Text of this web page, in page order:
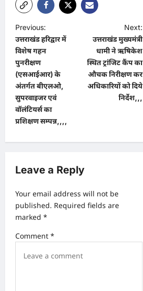
P
o
s
t
n
a
v
i
a
i
o
n
Previous:
उत्तराखंड हरिद्वार में
विशेष गहन
पुनरीक्षण
(एसआईआर) के
अंतर्गत बीएलओ,
सुपरवाइजर एवं
वॉलंटियर्स का
प्रशिक्षण सम्पन्न,,,,
Next:
उत्तराखंड मुख्यमंत्री
धामी ने ऋषिकेश
स्थित ट्रांजिट कैंप का
औचक निरीक्षण कर
अधिकारियों को दिये
निर्देश,,,
Leave a Reply
Your email address will not be
published. Required fields are
marked *
Comment *